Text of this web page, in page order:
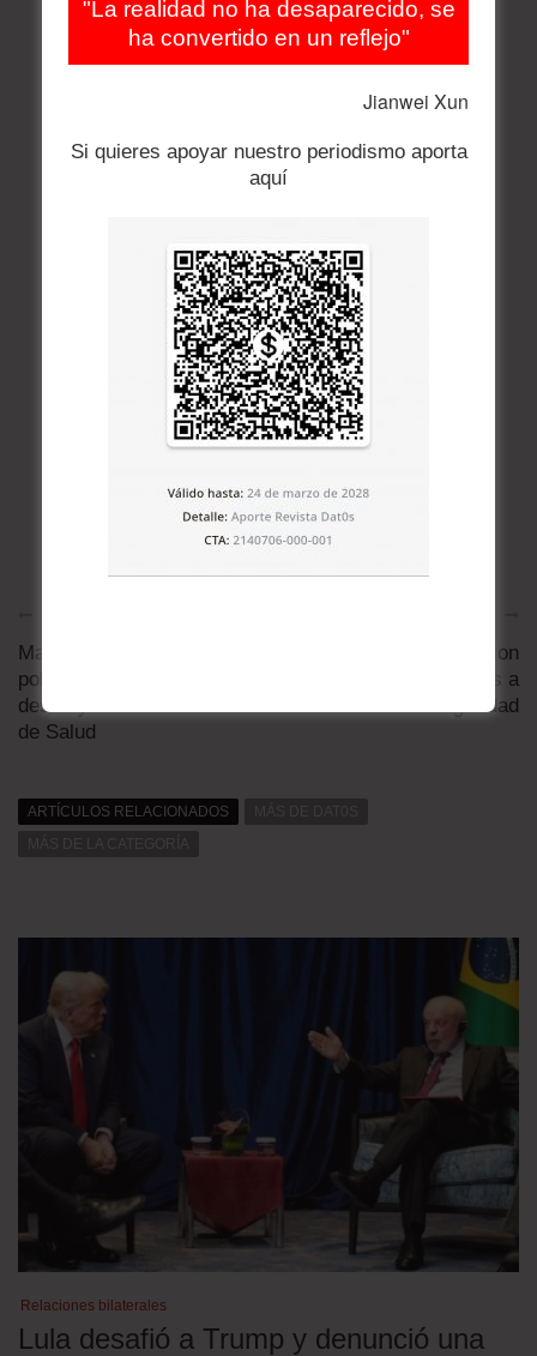
Mandetta, el fenómeno
político que Bolsonaro
destituyó del Ministerio
de Salud
Médicos amenazan con
renuncias y paros a
falta de bioseguridad
ARTÍCULOS RELACIONADOS
Relaciones bilaterales
Lula desafió a Trump y denunció una
"La realidad no ha desaparecido, se
ha convertido en un reflejo"
Jianwei Xun
Si quieres apoyar nuestro periodismo aporta
aquí